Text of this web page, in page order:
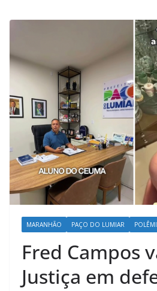
MARANHÃO PAÇO DO LUMIAR
Fred Campos
Justiça em